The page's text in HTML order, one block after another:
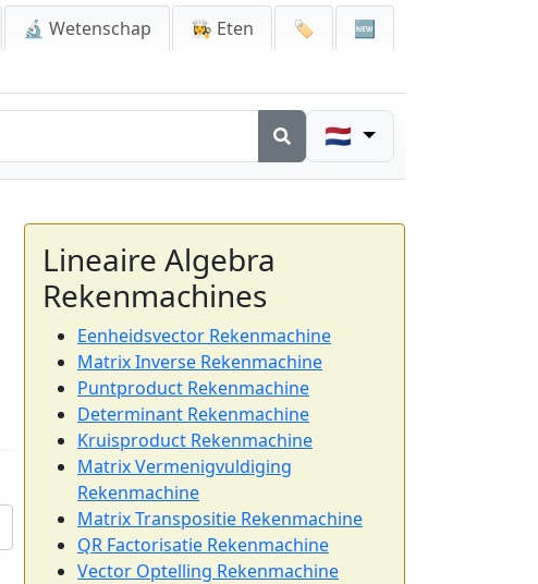
🔬 Wetenschap 👩‍🍳 Eten 🏷️
🆕
🇳🇱
Lineaire Algebra
Rekenmachines
Eenheidsvector Rekenmachine
Matrix Inverse Rekenmachine
Puntproduct Rekenmachine
Determinant Rekenmachine
Kruisproduct Rekenmachine
Matrix Vermenigvuldiging
Rekenmachine
Matrix Transpositie Rekenmachine
QR Factorisatie Rekenmachine
Vector Optelling Rekenmachine